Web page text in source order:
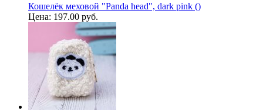
Кошелёк меховой "Panda head", dark pink ()
Цена: 197.00 руб.